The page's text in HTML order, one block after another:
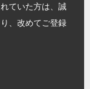
ていた方は、誠
、改めてご登録